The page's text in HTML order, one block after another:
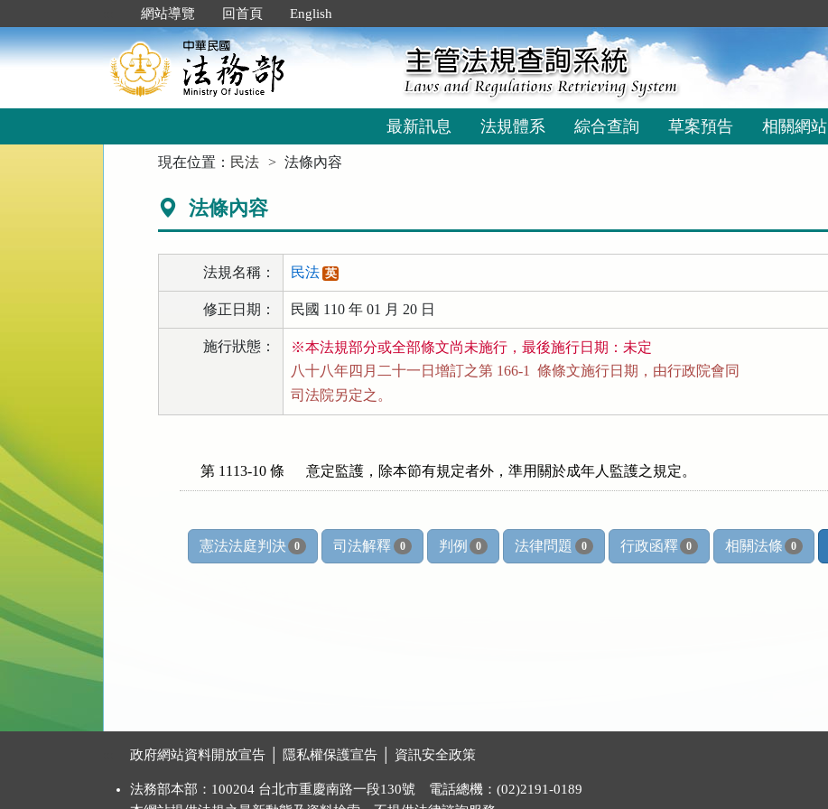
到
主
要
網站導覽 回首頁 English
最新訊息 法規體系 綜合查詢 草案預告 相關網站
現在位置： 民法 法條內容
法條內容
法規名稱： 民法 英
修正日期： 民國 110 年 01 月 20 日
施行狀態：
※本法規部分或全部條文尚未施行，最後施行日期：未定
八十八年四月二十一日增訂之第 166-1  條條文施行日期，由行政院會同
司法院另定之。
第 1113-10 條 意定監護，除本節有規定者外，準用關於成年人監護之規定。
憲法法庭判決 0 司法解釋 0 判例 0 法律問題 0 行政函釋 0 相關法條 0
政府網站資料開放宣告 隱私權保護宣告 資訊安全政策
法務部本部：100204 台北市重慶南路一段130號 電話總機：(02)2191-0189